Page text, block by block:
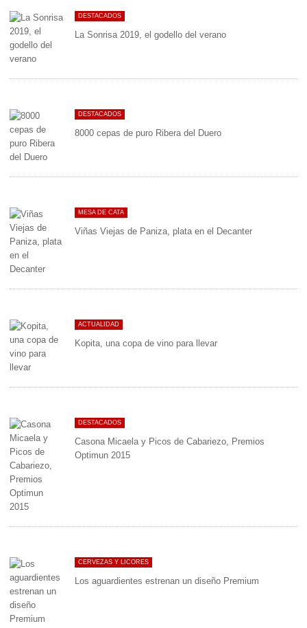
DESTACADOS
La Sonrisa 2019, el godello del verano
DESTACADOS
8000 cepas de puro Ribera del Duero
MESA DE CATA
Viñas Viejas de Paniza, plata en el Decanter
ACTUALIDAD
Kopita, una copa de vino para llevar
DESTACADOS
Casona Micaela y Picos de Cabariezo, Premios
Optimun 2015
CERVEZAS Y LICORES
Los aguardientes estrenan un diseño Premium